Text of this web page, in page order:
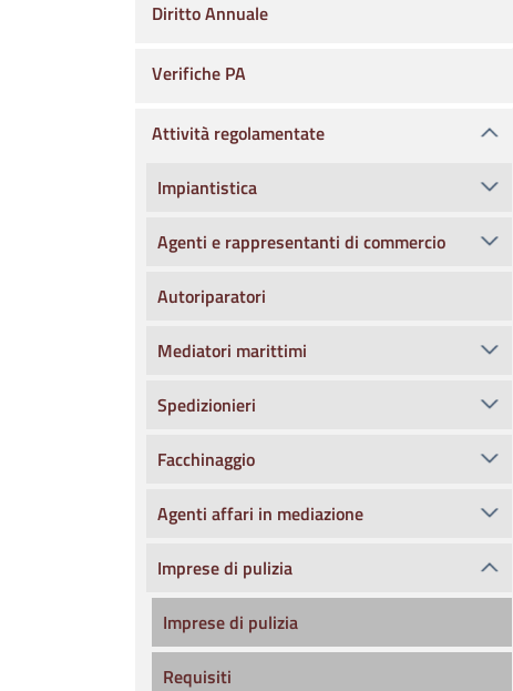
Diritto Annuale
Verifiche PA
Attività regolamentate
Impiantistica
Agenti e rappresentanti di commercio
Autoriparatori
Mediatori marittimi
Spedizionieri
Facchinaggio
Agenti affari in mediazione
Imprese di pulizia
Imprese di pulizia
Requisiti